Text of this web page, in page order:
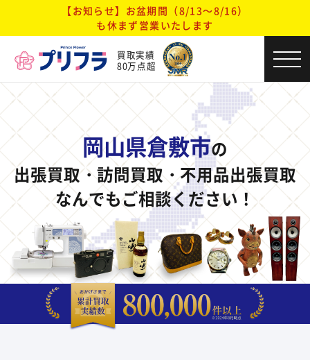
【お知らせ】お盆期間（8/13～8/16）
も休まず営業いたします
買取実績
80万点超
岡山県倉敷市の
出張買取・訪問買取・不用品出張買取
なんでもご相談ください！